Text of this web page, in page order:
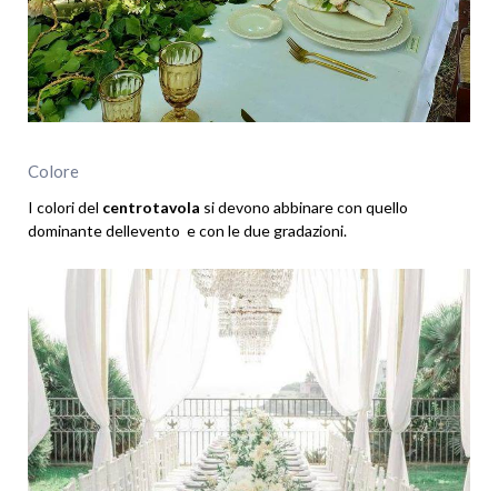
Colore
I colori del centrotavola si devono abbinare con quello
dominante dellevento e con le due gradazioni.